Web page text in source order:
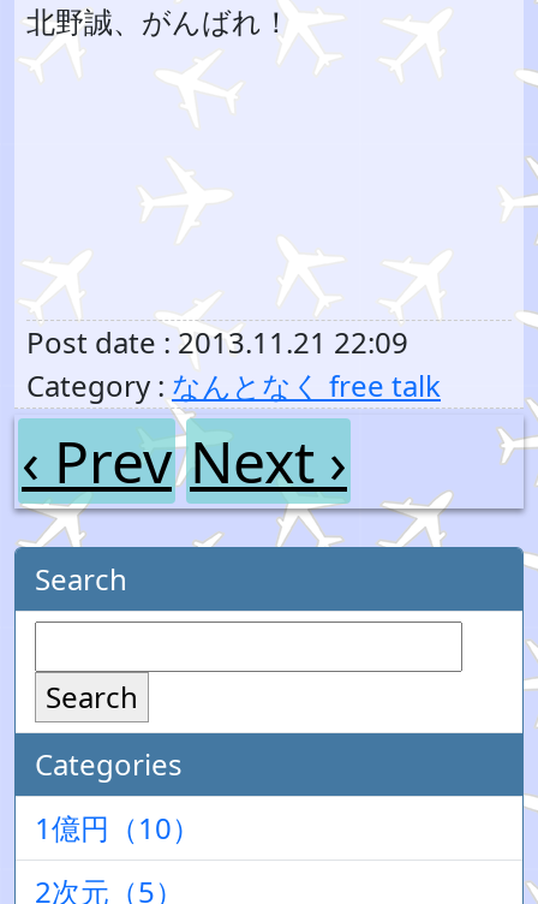
北野誠、がんばれ！
Post date : 2013.11.21 22:09
Category : なんとなく free talk
‹ Prev Next ›
Search
Search
Categories
1億円（10）
2次元（5）